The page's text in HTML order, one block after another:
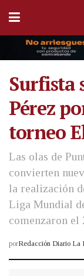
Surfista
Pérez
torneo
Las olas de
convierten
la realización
Liga Mundial
comenzaron el
porRedacción Diario La